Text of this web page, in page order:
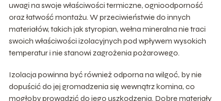
uwagi na swoje właściwości termiczne, ognioodporność
oraz łatwość montażu. W przeciwieństwie do innych
materiałów, takich jak styropian, wełna mineralna nie traci
swoich właściwości izolacyjnych pod wpływem wysokich
temperatur i nie stanowi zagrożenia pożarowego.
Izolacja powinna być również odporna na wilgoć, by nie
dopuścić do jej gromadzenia się wewnątrz komina, co
mogłoby prowadzić do jego uszkodzenia. Dobre materiały